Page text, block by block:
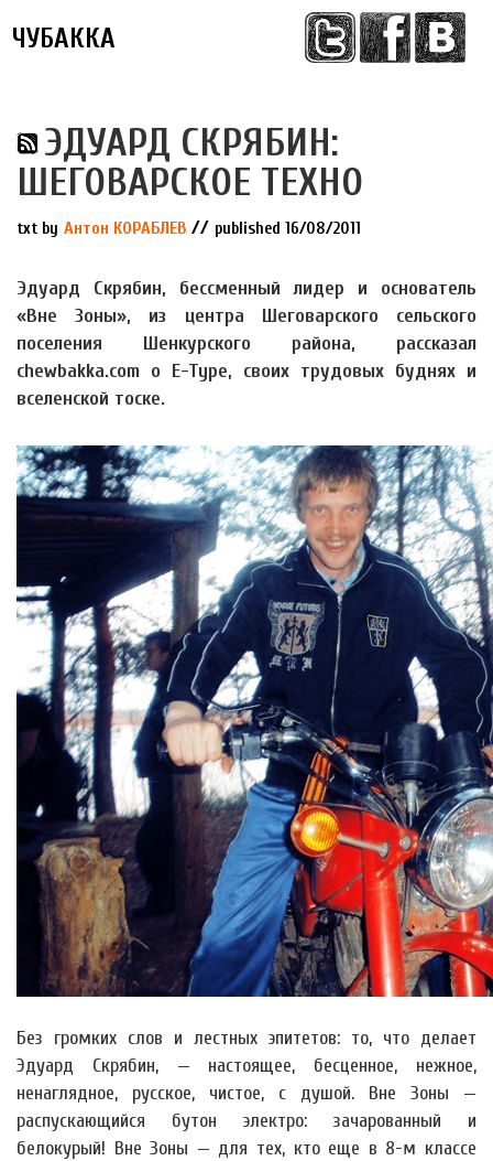
ЧУБАККА Меню
ЭДУАРД СКРЯБИН:
ШЕГОВАРСКОЕ ТЕХНО
txt by Антон КОРАБЛЕВ // published 16/08/2011
Эдуард Скрябин, бессменный лидер и основатель
«Вне Зоны», из центра Шеговарского сельского
поселения Шенкурского района, рассказал
chewbakka.com о E-Type, своих трудовых буднях и
вселенской тоске.
Без громких слов и лестных эпитетов: то, что делает
Эдуард Скрябин, — настоящее, бесценное, нежное,
ненаглядное, русское, чистое, с душой. Вне Зоны —
распускающийся бутон электро: зачарованный и
белокурый! Вне Зоны — для тех, кто еще в 8-м классе